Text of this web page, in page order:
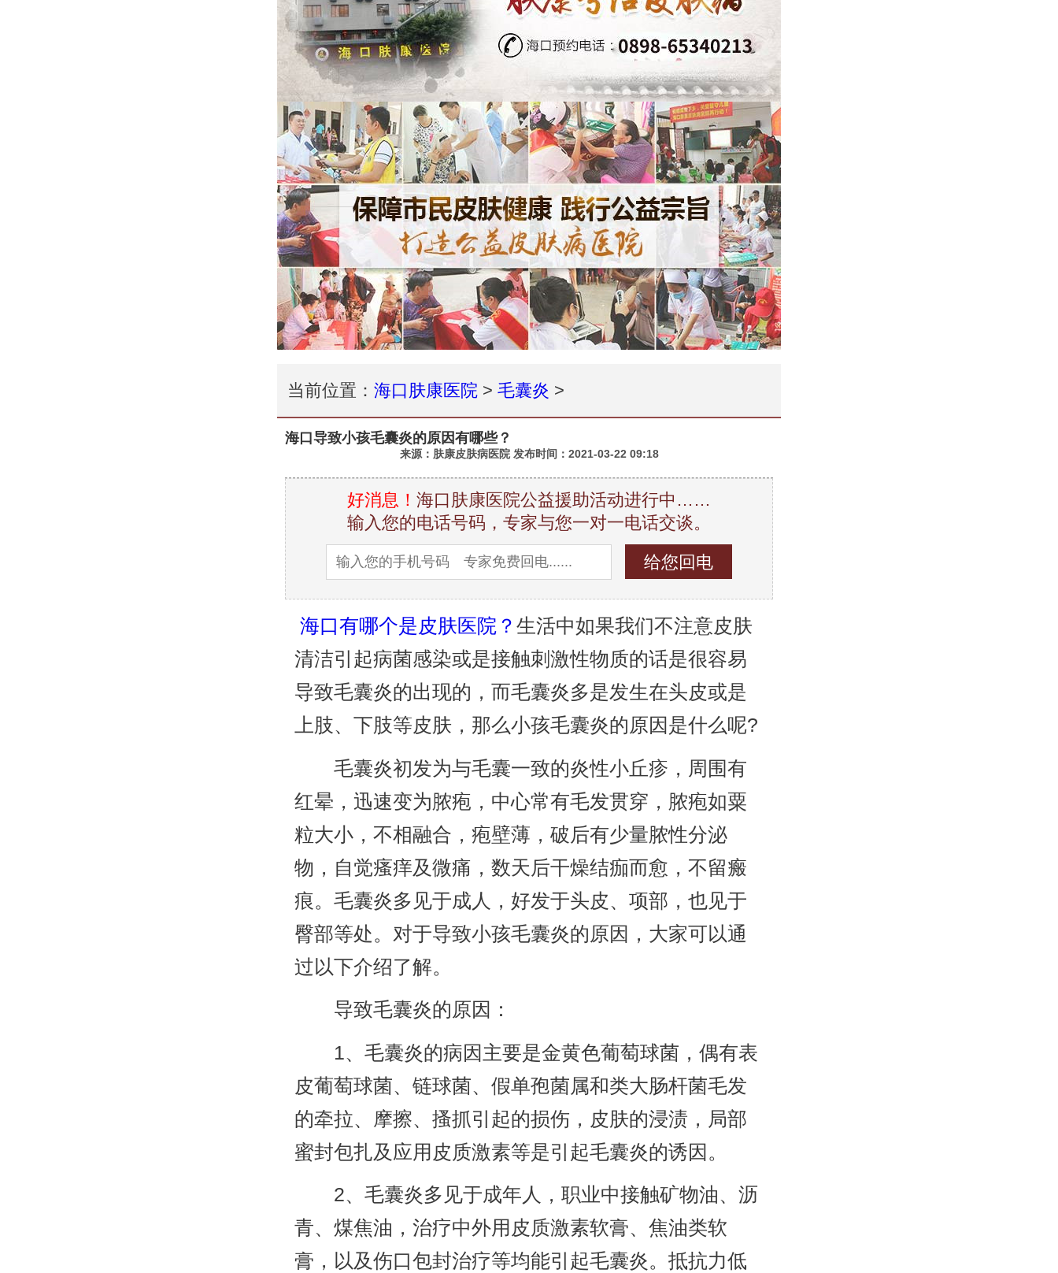
当前位置： 海口肤康医院> 毛囊炎 >
海口导致小孩毛囊炎的原因有哪些？
来源：肤康皮肤病医院 发布时间： 2021-03-22 09:18
好消息！ 海口肤康医院公益援助活动进行中……
输入您的电话号码，专家与您一对一电话交谈。
海口有哪个是皮肤医院？生活中如果我们不注意皮肤
清洁引起病菌感染或是接触刺激性物质的话是很容易
导致毛囊炎的出现的，而毛囊炎多是发生在头皮或是
上肢、下肢等皮肤，那么小孩毛囊炎的原因是什么呢?
毛囊炎初发为与毛囊一致的炎性小丘疹，周围有
红晕，迅速变为脓疱，中心常有毛发贯穿，脓疱如粟
粒大小，不相融合，疱壁薄，破后有少量脓性分泌
物，自觉瘙痒及微痛，数天后干燥结痂而愈，不留瘢
痕。毛囊炎多见于成人，好发于头皮、项部，也见于
臀部等处。对于导致小孩毛囊炎的原因，大家可以通
过以下介绍了解。
导致毛囊炎的原因：
1、毛囊炎的病因主要是金黄色葡萄球菌，偶有表
皮葡萄球菌、链球菌、假单孢菌属和类大肠杆菌毛发
的牵拉、摩擦、搔抓引起的损伤，皮肤的浸渍，局部
蜜封包扎及应用皮质激素等是引起毛囊炎的诱因。
2、毛囊炎多见于成年人，职业中接触矿物油、沥
青、煤焦油，治疗中外用皮质激素软膏、焦油类软
膏，以及伤口包封治疗等均能引起毛囊炎。抵抗力低